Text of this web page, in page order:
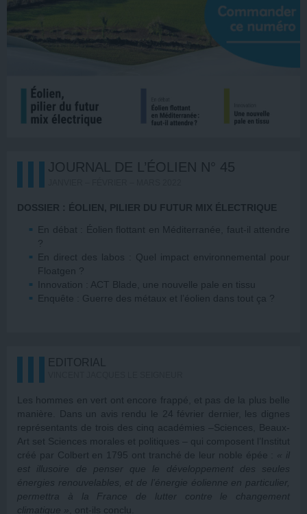
JOURNAL DE L’ÉOLIEN N° 45
DOSSIER : ÉOLIEN, PILIER DU FUTUR MIX ÉLECTRIQUE
En débat : Éolien flottant en Méditerranée, faut-il attendre
?
En direct des labos : Quel impact environnemental pour
Floatgen ?
Innovation : ACT Blade, une nouvelle pale en tissu
Enquête : Guerre des métaux et l’éolien dans tout ça ?
EDITORIAL
Les hommes en vert ont encore frappé, et pas de la plus belle
manière. Dans un avis rendu le 24 février dernier, les dignes
représentants de trois des cinq académies –Sciences, Beaux-
Art set Sciences morales et politiques – qui composent l’Institut
créé par Colbert en 1795 ont tranché de leur noble épée :
« il
est illusoire de penser que le développement des seules
énergies renouvelables, et de l’énergie éolienne en particulier,
permettra à la France de lutter contre le changement
climatique » , ont-ils conclu.